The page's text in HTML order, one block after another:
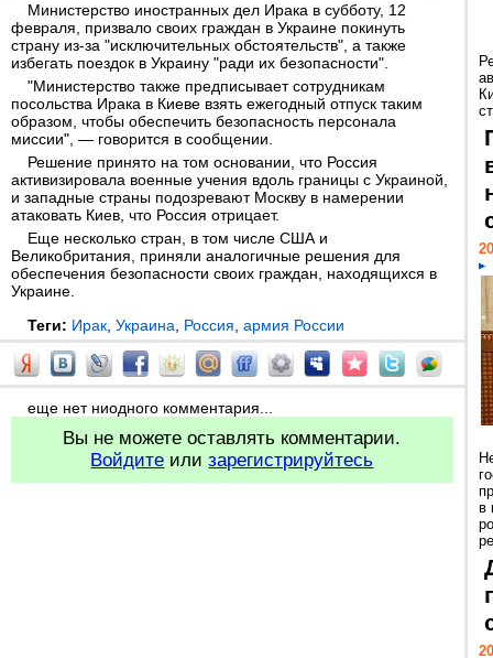
Министерство иностранных дел Ирака в субботу, 12
февраля, призвало своих граждан в Украине покинуть
страну из-за "исключительных обстоятельств", а также
избегать поездок в Украину "ради их безопасности".
"Министерство также предписывает сотрудникам
посольства Ирака в Киеве взять ежегодный отпуск таким
образом, чтобы обеспечить безопасность персонала
миссии", — говорится в сообщении.
Решение принято на том основании, что Россия
активизировала военные учения вдоль границы с Украиной,
и западные страны подозревают Москву в намерении
атаковать Киев, что Россия отрицает.
Еще несколько стран, в том числе США и
Великобритания, приняли аналогичные решения для
обеспечения безопасности своих граждан, находящихся в
Украине.
Теги: Ирак Украина Россия армия России
еще нет ниодного комментария...
Вы не можете оставлять комментарии.
Войдите илизарегистрируйтесь
в